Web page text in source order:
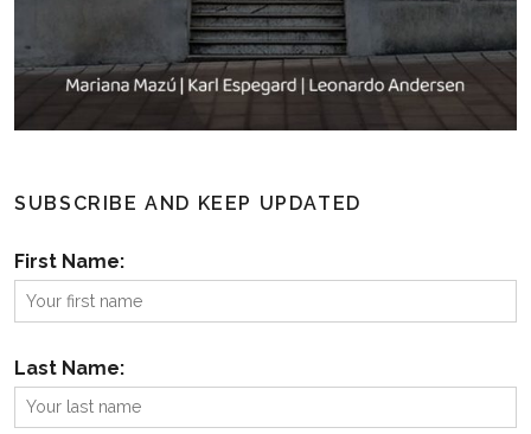
SUBSCRIBE AND KEEP UPDATED
First Name:
Last Name: